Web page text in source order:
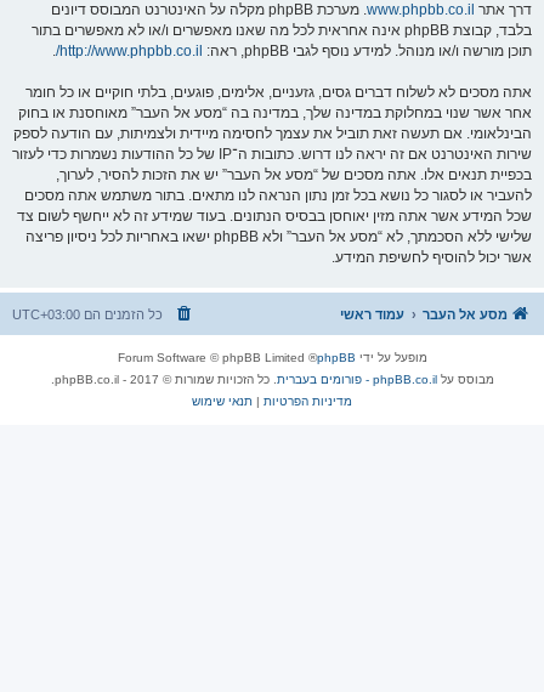
דרך אתר www.phpbb.co.il
. מערכת phpBB מקלה על האינטרנט המבוסס דיונים
בלבד, קבוצת phpBB אינה אחראית לכל מה שאנו מאפשרים ו/או לא מאפשרים בתור
תוכן מורשה ו/או מנוהל. למידע נוסף לגבי phpBB, ראה:
http://www.phpbb.co.il/
.
אתה מסכים לא לשלוח דברים גסים, גזעניים, אלימים, פוגעים, בלתי חוקיים או כל חומר
אחר אשר שנוי במחלוקת במדינה שלך, במדינה בה “מסע אל העבר” מאוחסנת או בחוק
הבינלאומי. אם תעשה זאת תוביל את עצמך לחסימה מיידית ולצמיתות, עם הודעה לספק
שירות האינטרנט אם זה יראה לנו דרוש. כתובות ה־IP של כל ההודעות נשמרות כדי לעזור
בכפיית תנאים אלו. אתה מסכים של “מסע אל העבר” יש את הזכות להסיר, לערוך,
להעביר או לסגור כל נושא בכל זמן נתון הנראה לנו מתאים. בתור משתמש אתה מסכים
שכל המידע אשר אתה מזין יאוחסן בבסיס הנתונים. בעוד שמידע זה לא ייחשף לשום צד
שלישי ללא הסכמתך, לא “מסע אל העבר” ולא phpBB ישאו באחריות לכל ניסיון פריצה
אשר יכול להוסיף לחשיפת המידע.
מסע אל העבר עמוד ראשי כל הזמנים הם UTC+03:00
מופעל על ידי phpBB
® Forum Software © phpBB Limited
מבוסס עלphpBB.co.il - פורומים בעברית
. כל הזכויות שמורות © 2017 - phpBB.co.il.
מדיניות הפרטיות | תנאי שימוש